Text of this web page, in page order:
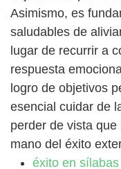
Asimismo, es
saludables de
lugar de recurrir a
respuesta
logro de objetivos
esencial cuidar de
perder de vista
mano del éxito
éxito en sílabas